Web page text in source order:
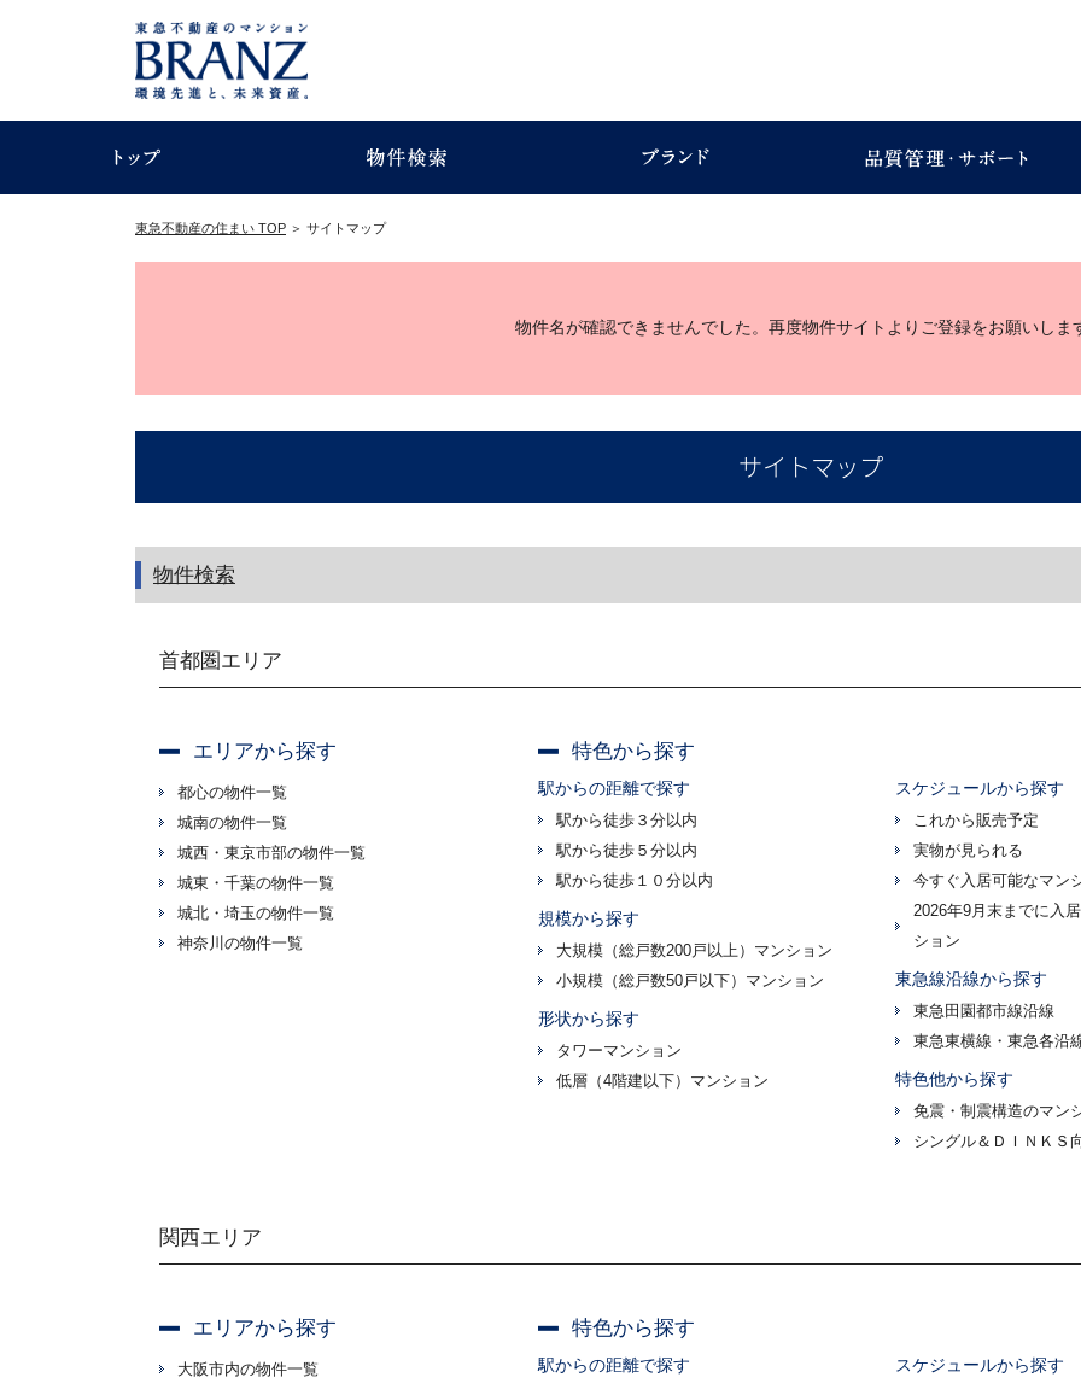
東急不動産の住まい TOP ＞ サイトマップ
物件名が確認できませんでした。再度物件サイトよりご登録をお願いしま
サイトマップ
物件検索
首都圏エリア
エリアから探す
都心の物件一覧
城南の物件一覧
城西・東京市部の物件一覧
城東・千葉の物件一覧
城北・埼玉の物件一覧
神奈川の物件一覧
特色から探す
駅からの距離で探す
駅から徒歩３分以内
駅から徒歩５分以内
駅から徒歩１０分以内
スケジュールから探す
これから販売予定
実物が見られる
今すぐ入居可能なマン
2026年9月末までに入
ション
規模から探す
大規模（総戸数200戸以上）マンション
小規模（総戸数50戸以下）マンション
東急線沿線から探す
東急田園都市線沿線
東急東横線・東急各沿
形状から探す
タワーマンション
低層（4階建以下）マンション
特色他から探す
免震・制震構造のマン
シングル＆ＤＩＮＫＳ
関西エリア
エリアから探す
大阪市内の物件一覧
特色から探す
駅からの距離で探す
スケジュールから探す